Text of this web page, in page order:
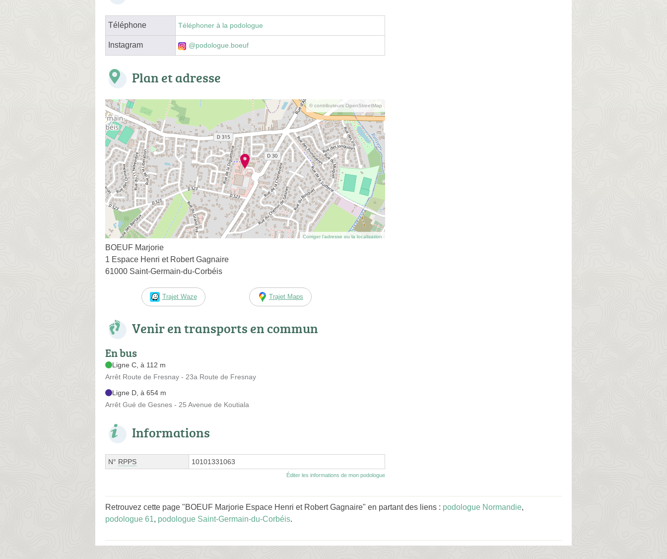
Téléphone Téléphoner à la podologue
Instagram @podologue.boeuf
Plan et adresse
© contributeurs OpenStreetMap
Corriger l’adresse ou la localisation
BOEUF Marjorie
1 Espace Henri et Robert Gagnaire
61000 Saint-Germain-du-Corbéis
Trajet Waze Trajet Maps
Venir en transports en commun
En bus
Ligne C, à 112 m
Arrêt Route de Fresnay - 23a Route de Fresnay
Ligne D, à 654 m
Arrêt Gué de Gesnes - 25 Avenue de Koutiala
Informations
N° RPPS 10101331063
Éditer les informations de mon podologue
Retrouvez cette page "BOEUF Marjorie Espace Henri et Robert Gagnaire" en partant des liens : podologue Normandie,
podologue 61, podologue Saint-Germain-du-Corbéis.